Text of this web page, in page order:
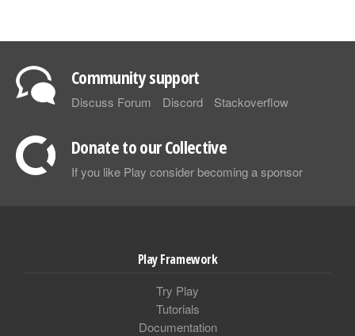
Community support
Discuss Forum Discord Stackoverflow
Donate to our Collective
If you like Play consider becoming a sponsor
Play Framework
Try Play
Tutorials
Documentation